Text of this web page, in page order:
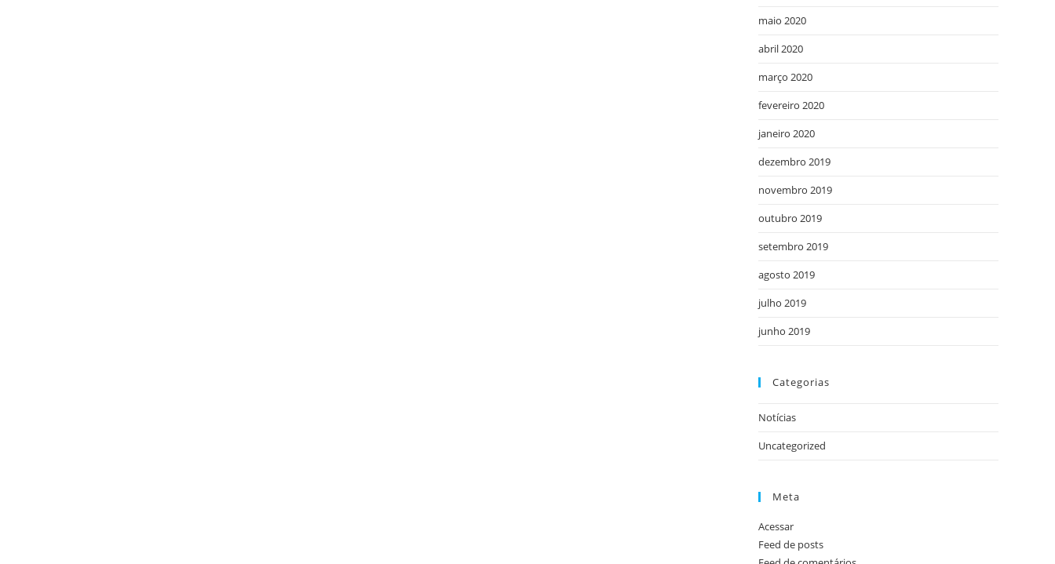
maio 2020
abril 2020
março 2020
fevereiro 2020
janeiro 2020
dezembro 2019
novembro 2019
outubro 2019
setembro 2019
agosto 2019
julho 2019
junho 2019
Categorias
Notícias
Uncategorized
Meta
Acessar
Feed de posts